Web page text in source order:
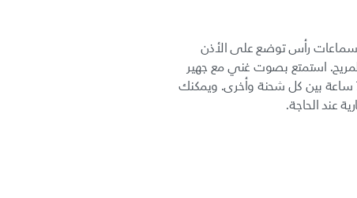
رأس توضع على الأذن
استمتع بصوت غني مع جهير
عميق وبمدة تشغيل تصل إلى 70 ساعة بين كل شحنة وأخرى. ويمكنك
عند الحاجة.